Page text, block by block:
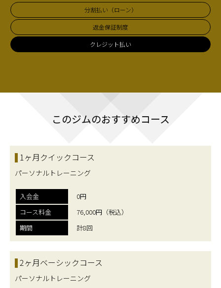
分割払い（ローン）
返金保証制度
クレジット払い
このジムのおすすめコース
1ヶ月クイックコース
パーソナルトレーニング
入会金
0円
コース料金
76,000円（税込）
期間
計8回
2ヶ月ベーシックコース
パーソナルトレーニング